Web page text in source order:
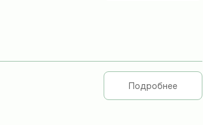
Подробнее